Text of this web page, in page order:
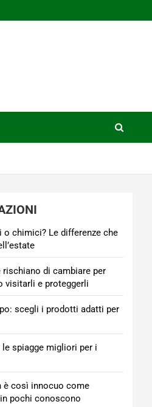
chimici? Le differenze che
di cambiare per
visitarli e proteggerli
scegli i prodotti adatti per
le spiagge migliori per i
è così innocuo come
pochi conoscono